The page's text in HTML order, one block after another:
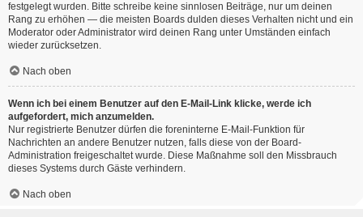
festgelegt wurden. Bitte schreibe keine sinnlosen Beiträge, nur um deinen
Rang zu erhöhen — die meisten Boards dulden dieses Verhalten nicht und ein
Moderator oder Administrator wird deinen Rang unter Umständen einfach
wieder zurücksetzen.
Nach oben
Wenn ich bei einem Benutzer auf den E-Mail-Link klicke, werde ich
aufgefordert, mich anzumelden.
Nur registrierte Benutzer dürfen die foreninterne E-Mail-Funktion für
Nachrichten an andere Benutzer nutzen, falls diese von der Board-
Administration freigeschaltet wurde. Diese Maßnahme soll den Missbrauch
dieses Systems durch Gäste verhindern.
Nach oben